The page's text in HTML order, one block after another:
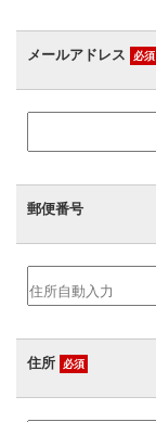
メールアドレス 必須
郵便番号
住所 必須